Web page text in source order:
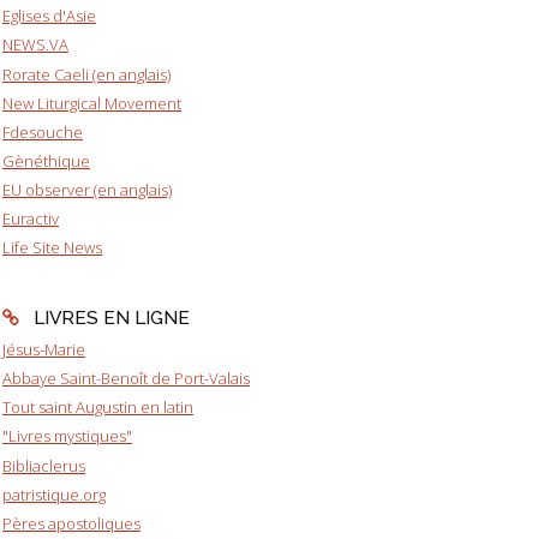
Eglises d'Asie
NEWS.VA
Rorate Caeli (en anglais)
New Liturgical Movement
Fdesouche
Gènéthique
EU observer (en anglais)
Euractiv
Life Site News
LIVRES EN LIGNE
Jésus-Marie
Abbaye Saint-Benoît de Port-Valais
Tout saint Augustin en latin
"Livres mystiques"
Bibliaclerus
patristique.org
Pères apostoliques